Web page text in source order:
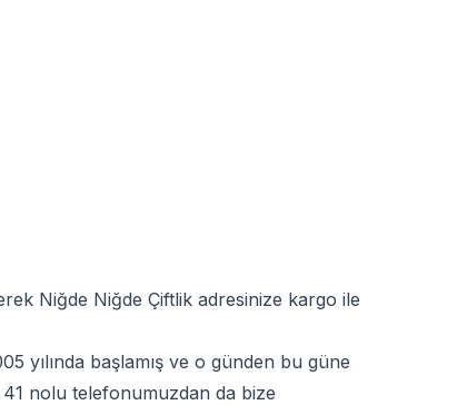
Niğde Niğde Çiftlik adresinize kargo ile
yılında başlamış ve o günden bu güne
nolu telefonumuzdan da bize